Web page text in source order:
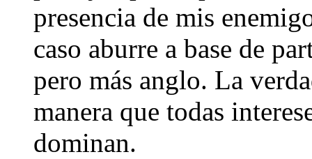
presencia de mis
caso aburre a base de
pero más anglo. La
manera que todas
dominan.